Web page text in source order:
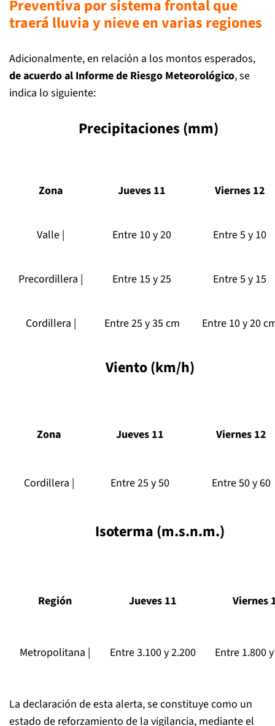
Preventiva por sistema frontal que
traerá lluvia y nieve en varias regiones
Adicionalmente, en relación a los montos esperados,
de acuerdo al Informe de Riesgo Meteorológico, se
indica lo siguiente:
Precipitaciones (mm)
Zona Jueves 11 Viernes 12
Valle | Entre 10 y 20 Entre 5 y 10
Precordillera | Entre 15 y 25 Entre 5 y 15
Cordillera | Entre 25 y 35 cm Entre 10 y 20
Viento (km/h)
Zona Jueves 11 Viernes 12
Cordillera | Entre 25 y 50 Entre 50 y 60
Isoterma (m.s.n.m.)
Región Jueves 11 Viernes
Metropolitana | Entre 3.100 y 2.200 Entre 1.800
La declaración de esta alerta, se constituye como un
estado de reforzamiento de la vigilancia, mediante el